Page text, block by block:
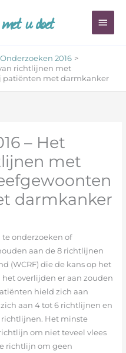
u doet
Onderzoeken 2016
richtlijnen met
patiënten met darmkanker
– Het
met
darmkanker
te onderzoeken of
aan de 8 richtlijnen
(WCRF) die de kans op het
overlijden er aan zouden
hield zich aan
aan 4 tot 6 richtlijnen en
richtlijnen. Het minste
om niet teveel vlees
richtlijn om geen